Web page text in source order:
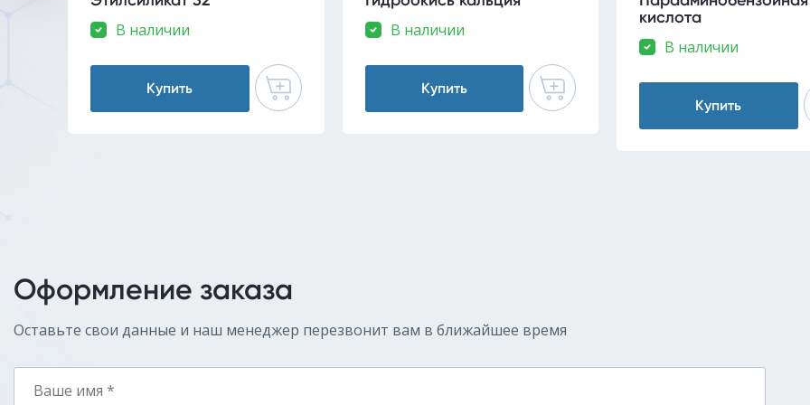
В наличии
Купить
В наличии
Купить
кислота
В наличии
Купить
Оформление заказа
Оставьте свои данные и наш менеджер перезвонит вам в ближайшее время